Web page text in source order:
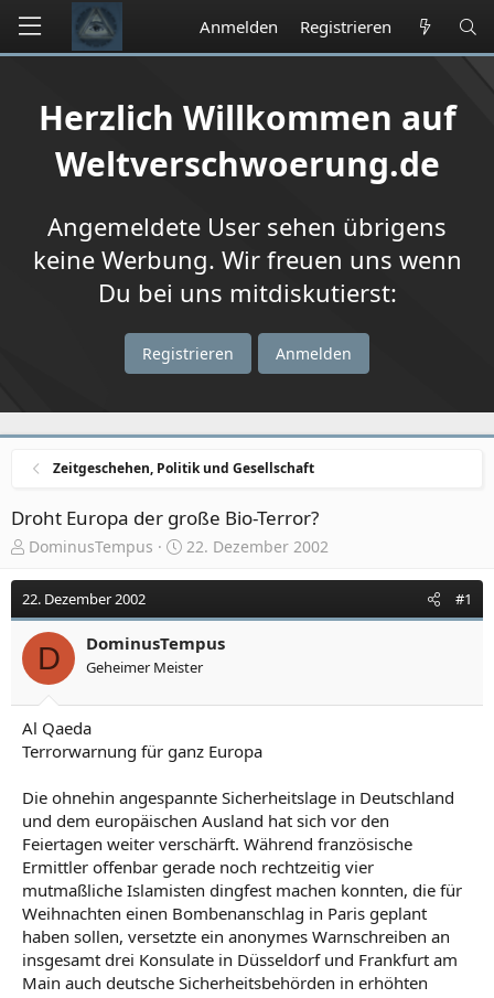
Anmelden Registrieren
Herzlich Willkommen auf
Weltverschwoerung.de
Angemeldete User sehen übrigens
keine Werbung. Wir freuen uns wenn
Du bei uns mitdiskutierst:
Registrieren Anmelden
Zeitgeschehen, Politik und Gesellschaft
Droht Europa der große Bio-Terror?
E
s
t
l
r
DominusTempus
E
s
l
l
a
22. Dezember 2002
22. Dezember 2002 #1
D DominusTempus
Geheimer Meister
Al Qaeda
Terrorwarnung für ganz Europa
Die ohnehin angespannte Sicherheitslage in Deutschland
und dem europäischen Ausland hat sich vor den
Feiertagen weiter verschärft. Während französische
Ermittler offenbar gerade noch rechtzeitig vier
mutmaßliche Islamisten dingfest machen konnten, die für
Weihnachten einen Bombenanschlag in Paris geplant
haben sollen, versetzte ein anonymes Warnschreiben an
insgesamt drei Konsulate in Düsseldorf und Frankfurt am
Main auch deutsche Sicherheitsbehörden in erhöhten